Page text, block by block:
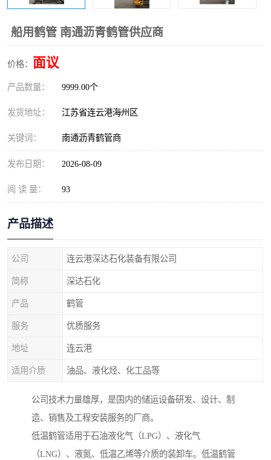
船用鹤管 南通沥青鹤管供应商
价格： 面议
产品数量： 9999.00个
发货地址： 江苏省连云港海州区
关键词： 南通沥青鹤管商
发布日期： 2026-08-09
阅 读 量： 93
产品描述
公司 连云港深达石化装备有限公司
简称 深达石化
产品 鹤管
服务 优质服务
地址 连云港
适用介质 油品、液化烃、化工品等
公司技术力量雄厚，是国内的储运设备研发、设计、制
造、销售及工程安装服务的厂商。
低温鹤管适用于石油液化气（LPG）、液化气
（LNG）、液氮、低温乙烯等介质的装卸车。低温鹤管